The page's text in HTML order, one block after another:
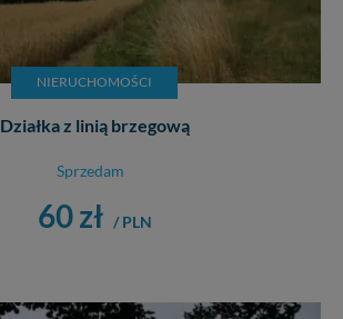
NIERUCHOMOŚCI
Działka z linią brzegową
Sprzedam
60 zł / PLN